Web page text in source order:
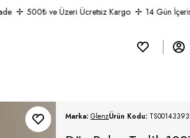
500₺ ve Üzeri Ücretsiz Kargo 14 Gün
Marka: GlenzÜrün Kodu: